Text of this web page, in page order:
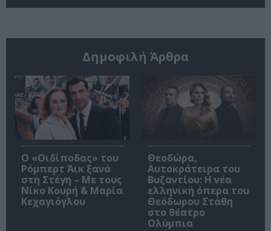
Δημοφιλή Άρθρα
O «Οιδίποδας» του
Ρόμπερτ Άικ ξανά
στη Στέγη – Με τους
Νίκο Κουρή & Μαρία
Κεχαγιόγλου
Θεοδώρα,
Αυτοκράτειρα του
Βυζαντίου: Η νέα
ελληνική όπερα του
Θεόδωρου Στάθη
στο θέατρο
Ολύμπια